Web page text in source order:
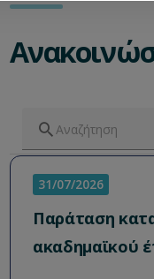
31/07/2026
Παράταση
ακαδημαϊκού